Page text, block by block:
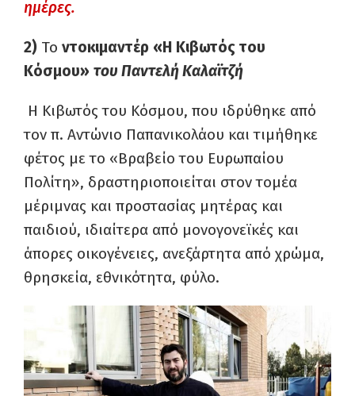
ημέρες.
2) Το ντοκιμαντέρ «Η Κιβωτός του
Κόσμου» του Παντελή Καλαϊτζή
Η Κιβωτός του Κόσμου, που ιδρύθηκε από
τον π. Αντώνιο Παπανικολάου και τιμήθηκε
φέτος με το «Βραβείο του Ευρωπαίου
Πολίτη», δραστηριοποιείται στον τομέα
μέριμνας και προστασίας μητέρας και
παιδιού, ιδιαίτερα από μονογονεϊκές και
άπορες οικογένειες, ανεξάρτητα από χρώμα,
θρησκεία, εθνικότητα, φύλο.